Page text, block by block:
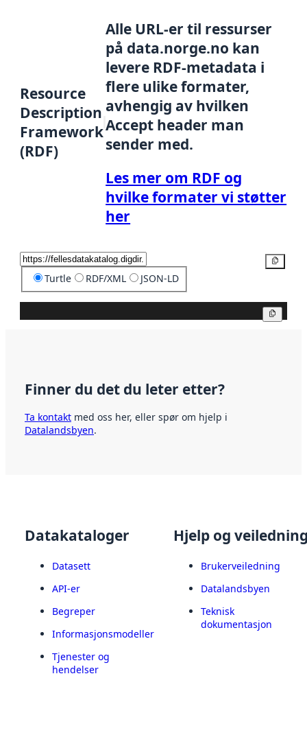
Resource
Description
Framework
(RDF)
Alle URL-er til ressurser
på data.norge.no kan
levere RDF-metadata i
flere ulike formater,
avhengig av hvilken
Accept header man
sender med.
Les mer om RDF og
hvilke formater vi støtter
her
Turtle RDF/XML JSON-LD
Finner du det du leter etter?
Ta kontakt med oss her, eller spør om hjelp i
Datalandsbyen.
Datakataloger
Datasett
API-er
Begreper
Informasjonsmodeller
Tjenester og
hendelser
Hjelp og
Brukerveiledning
Datalandsbyen
Teknisk
dokumentasjon